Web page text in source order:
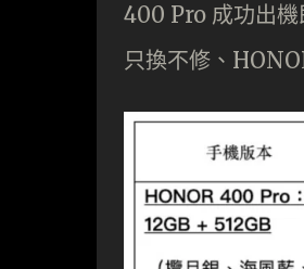
400 Pro 成功出
只換不修、